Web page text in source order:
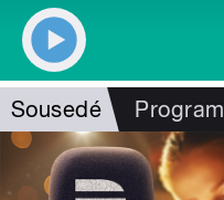
Sousedé Program